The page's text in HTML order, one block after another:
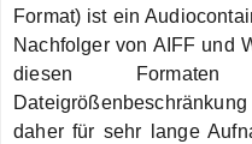
Format) ist ein
Nachfolger von AIFF und
diesen
daher für sehr lange